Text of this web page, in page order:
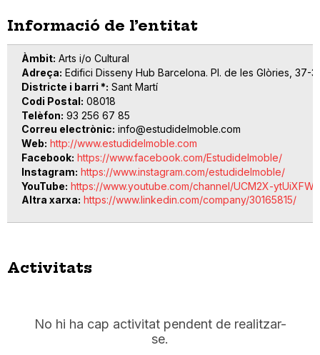
Informació de l’entitat
Àmbit Arts i/o Cultural
Adreça Edifici Disseny Hub Barcelona. Pl. de les Glòries, 37-
Districte i barri * Sant Martí
Codi Postal 08018
Telèfon 93 256 67 85
Correu electrònic info@estudidelmoble.com
Web http://www.estudidelmoble.com
Facebook https://www.facebook.com/Estudidelmoble/
Instagram https://www.instagram.com/estudidelmoble/
YouTube https://www.youtube.com/channel/UCM2X-
Altra xarxa https://www.linkedin.com/company/30165815/
Activitats
No hi ha cap activitat pendent de realitzar-
se.